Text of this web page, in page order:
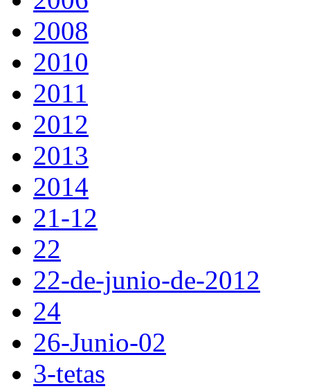
2008
2010
2011
2012
2013
2014
21-12
22
22-de-junio-de-2012
24
26-Junio-02
3-tetas